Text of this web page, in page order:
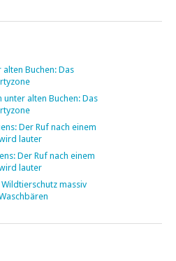
Buchen: Das
unter alten Buchen: Das
Der Ruf nach einem
lauter
Der Ruf nach einem
lauter
massiv